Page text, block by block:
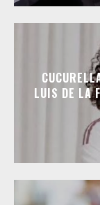
LUIS DE LA